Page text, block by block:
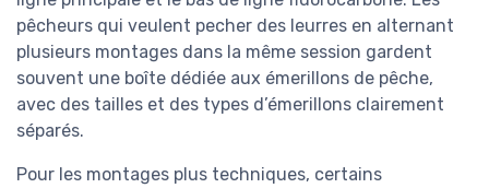
pêcheurs qui veulent pecher des leurres en alternant
plusieurs montages dans la même session gardent
souvent une boîte dédiée aux émerillons de pêche,
avec des tailles et des types d’émerillons clairement
séparés.
Pour les montages plus techniques, certains